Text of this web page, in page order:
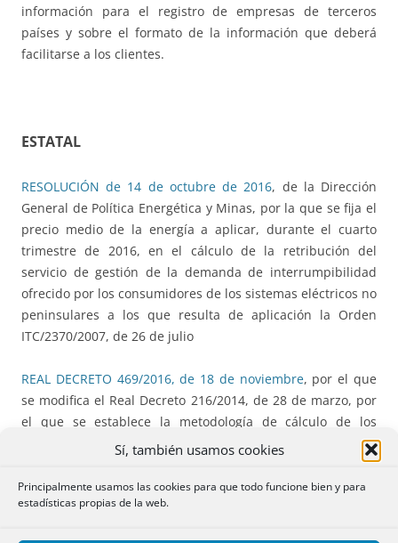
Sí, también usamos cookies
Principalmente usamos las cookies para que todo funcione bien y para
estadísticas propias de la web.
información para el registro de empresas de terceros
países y sobre el formato de la información que deberá
facilitarse a los clientes.
ESTATAL
RESOLUCIÓN de 14 de octubre de 2016, de la Dirección
General de Política Energética y Minas, por la que se fija el
precio medio de la energía a aplicar, durante el cuarto
trimestre de 2016, en el cálculo de la retribución del
servicio de gestión de la demanda de interrumpibilidad
ofrecido por los consumidores de los sistemas eléctricos no
peninsulares a los que resulta de aplicación la Orden
ITC/2370/2007, de 26 de julio
REAL DECRETO 469/2016, de 18 de noviembre, por el que
se modifica el Real Decreto 216/2014, de 28 de marzo, por
el que se establece la metodología de cálculo de los
precios voluntarios para el pequeño consumidor de